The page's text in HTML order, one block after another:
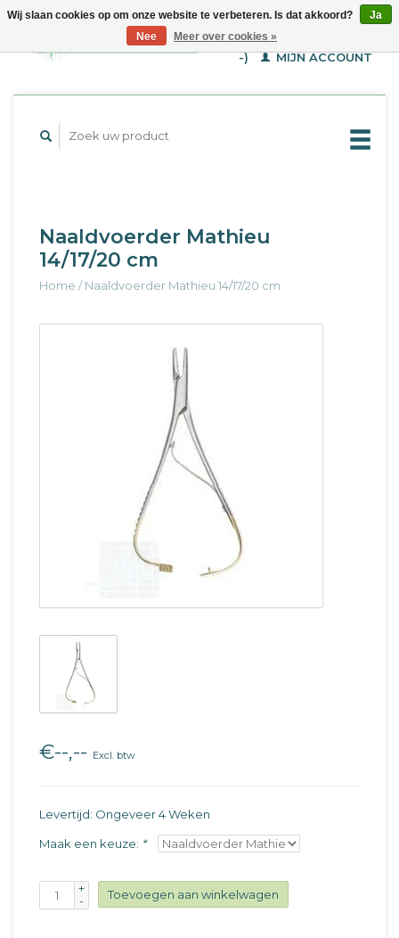
WINKELWAGEN (€--,-
-)
MIJN ACCOUNT
Naaldvoerder Mathieu
14/17/20 cm
Home /Naaldvoerder Mathieu 14/17/20 cm
€--,-- Excl. btw
Levertijd: Ongeveer 4 Weken
Maak een keuze: *
+
-
Toevoegen aan winkelwagen
Wij slaan cookies op om onze website te verbeteren. Is dat akkoord?
Ja
Nee
Meer over cookies »